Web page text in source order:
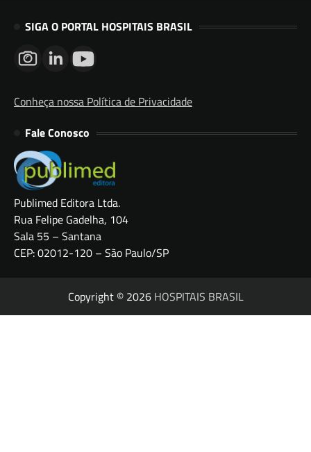
SIGA O PORTAL HOSPITAIS BRASIL
Conheça nossa Política de Privacidade
Fale Conosco
Publimed Editora Ltda.
Rua Felipe Gadelha, 104
Sala 55 – Santana
CEP: 02012-120 – São Paulo/SP
Copyright © 2026 HOSPITAIS BRASIL